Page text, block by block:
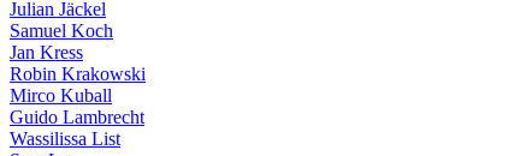
Julian Jäckel
Samuel Koch
Jan Kress
Robin Krakowski
Mirco Kuball
Guido Lambrecht
Wassilissa List